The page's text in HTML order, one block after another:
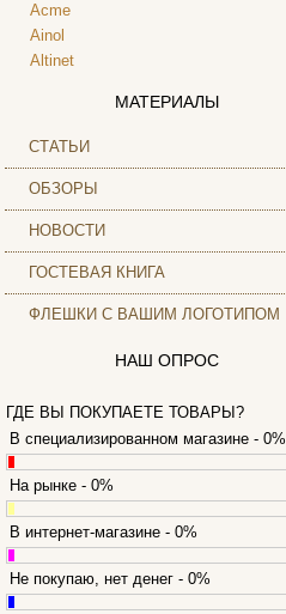
Acme
Ainol
Altinet
Ampe
Apple(4)
Apriori
Archos
Armaggeddon
Assistant
Asus(1)
Canyon
Cbr
Chicony
Codegen
Cube
Cyborg
Datex
МАТЕРИАЛЫ
СТАТЬИ
ОБЗОРЫ
НОВОСТИ
ГОСТЕВАЯ КНИГА
ФЛЕШКИ С ВАШИМ ЛОГОТИПОМ
НАШ ОПРОС
ГДЕ ВЫ ПОКУПАЕТЕ ТОВАРЫ?
В специализированном магазине - 0%
На рынке - 0%
В интернет-магазине - 0%
Не покупаю, нет денег - 0%